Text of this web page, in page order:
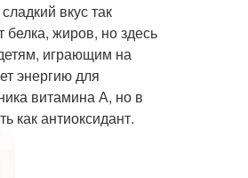
вкус так
белка, жиров, но здесь
играющим на
энергию для
витамина А, но в
как антиоксидант.